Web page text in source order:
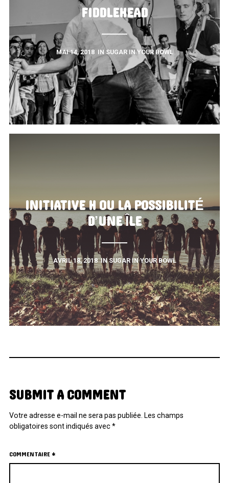
FIDDLEHEAD
MAI 14, 2018 IN SUGAR IN YOUR BOWL
INITIATIVE H OU LA POSSIBILITÉ
D’UNE ÎLE
AVRIL 18, 2018 INSUGAR IN YOUR BOWL
SUBMIT A COMMENT
Votre adresse e-mail ne sera pas publiée. Les champs
obligatoires sont indiqués avec*
COMMENTAIRE*